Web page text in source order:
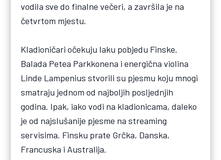
vodila sve do finalne večeri, a završila je na
četvrtom mjestu.
Kladioničari očekuju laku pobjedu Finske.
Balada Petea Parkkonena i energična violina
Linde Lampenius stvorili su pjesmu koju mnogi
smatraju jednom od najboljih posljednjih
godina. Ipak, iako vodi na kladionicama, daleko
je od najslušanije pjesme na streaming
servisima. Finsku prate Grčka, Danska,
Francuska i Australija.